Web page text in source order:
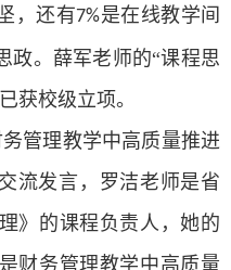
，还有7%是在线教学间
政。薛军老师的“课程思
获校级立项。
管理教学中高质量推进
流发言，罗洁老师是省
》的课程负责人，她的
财务管理教学中高质量